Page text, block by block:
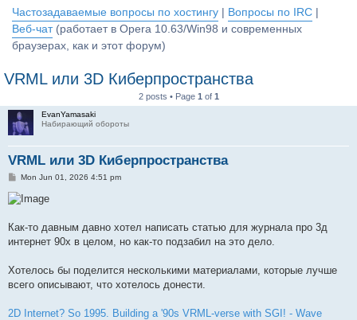
Частозадаваемые вопросы по хостингу Вопросы по IRC
Веб-чат(работает в Opera 10.63/Win98 и современных
браузерах, как и этот форум)
VRML или 3D Киберпространства
2 posts • Page 1 of 1
EvanYamasaki
Набирающий обороты
VRML или 3D Киберпространства
P
s
t
Mon Jun 01, 2026 4:51 pm
Как-то давным давно хотел написать статью для журнала про 3д
интернет 90х в целом, но как-то подзабил на это дело.
Хотелось бы поделится несколькими материалами, которые лучше
всего описывают, что хотелось донести.
2D Internet? So 1995. Building a '90s VRML-verse with SGI! - Wave